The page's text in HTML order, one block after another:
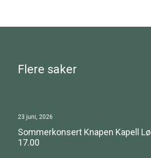
Flere saker
23 juni, 2026
Sommerkonsert Knapen Kapell
17.00